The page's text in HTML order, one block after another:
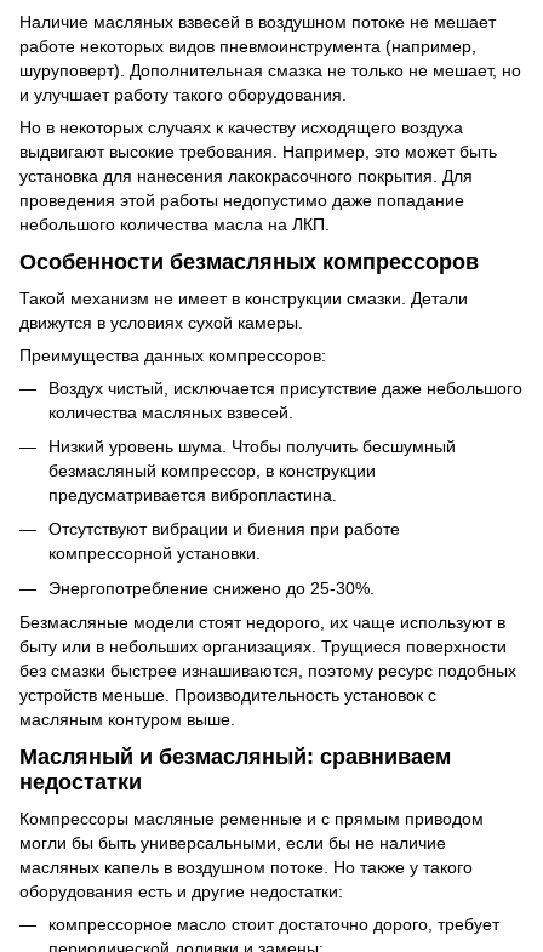
Наличие масляных взвесей в воздушном потоке не мешает
работе некоторых видов пневмоинструмента (например,
шуруповерт). Дополнительная смазка не только не мешает, но
и улучшает работу такого оборудования.
Но в некоторых случаях к качеству исходящего воздуха
выдвигают высокие требования. Например, это может быть
установка для нанесения лакокрасочного покрытия. Для
проведения этой работы недопустимо даже попадание
небольшого количества масла на ЛКП.
Особенности безмасляных компрессоров
Такой механизм не имеет в конструкции смазки. Детали
движутся в условиях сухой камеры.
Преимущества данных компрессоров:
Воздух чистый, исключается присутствие даже небольшого
количества масляных взвесей.
Низкий уровень шума. Чтобы получить бесшумный
безмасляный компрессор, в конструкции
предусматривается вибропластина.
Отсутствуют вибрации и биения при работе
компрессорной установки.
Энергопотребление снижено до 25-30%.
Безмасляные модели стоят недорого, их чаще используют в
быту или в небольших организациях. Трущиеся поверхности
без смазки быстрее изнашиваются, поэтому ресурс подобных
устройств меньше. Производительность установок с
масляным контуром выше.
Масляный и безмасляный: сравниваем
недостатки
Компрессоры масляные ременные и с прямым приводом
могли бы быть универсальными, если бы не наличие
масляных капель в воздушном потоке. Но также у такого
оборудования есть и другие недостатки:
компрессорное масло стоит достаточно дорого, требует
периодической доливки и замены;